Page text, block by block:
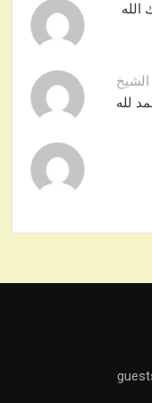
الله
لله